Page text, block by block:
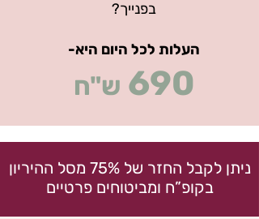
בפנייך?
העלות לכל היום היא-
690 ש"ח
ניתן לקבל החזר של 75% מסל ההיריון
בקופ”ח ומביטוחים פרטיים